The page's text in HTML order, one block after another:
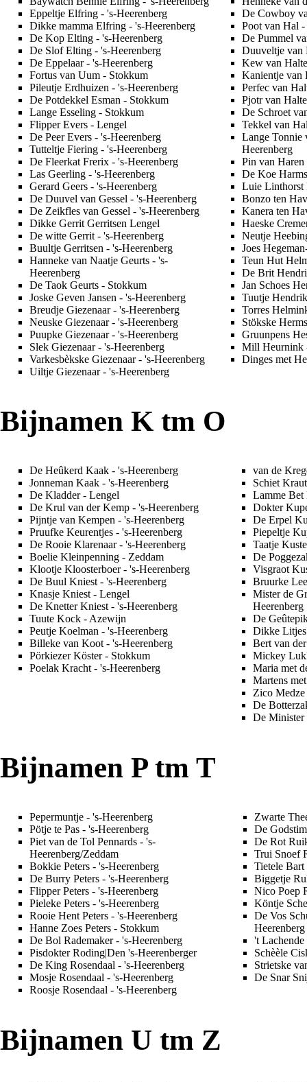
Eppeltje Elfring - 's-Heerenberg
Dikke mamma Elfring - 's-Heerenberg
De Kop Elting - 's-Heerenberg
De Slof Elting - 's-Heerenberg
De Eppelaar- 's-Heerenberg
Fortus van Uum - Stokkum
Pileutje Erdhuizen - 's-Heerenberg
De Potdekkel Esman - Stokkum
Lange Esseling - Stokkum
Flipper Evers - Lengel
De Peer Evers - 's-Heerenberg
Tutteltje Fiering - 's-Heerenberg
De Fleerkat Frerix - 's-Heerenberg
Las Geerling - 's-Heerenberg
Gerard Geers - 's-Heerenberg
De Duuvel van Gessel - 's-Heerenberg
De Zeikfles van Gessel - 's-Heerenberg
Dikke Gerrit Gerritsen Lengel
De witte Gerrit - 's-Heerenberg
Buultje Gerritsen - 's-Heerenberg
Hanneke van Naatje Geurts - 's-
Heerenberg
De Taok Geurts - Stokkum
Joske Geven Jansen - 's-Heerenberg
Breudje Giezenaar- 's-Heerenberg
Neuske Giezenaar- 's-Heerenberg
Puupke Giezenaar- 's-Heerenberg
Slek Giezenaar- 's-Heerenberg
Varkesbèkske Giezenaar- 's-Heerenberg
Uiltje Giezenaar- 's-Heerenberg
De Cowboy
Poot van Hal -
De Pummel
Duuveltje van
Kew van
Kanientje van
Perfec van
Pjotr van
De Schroet
Tekkel van
Lange Tonnie
Heerenberg
Pin van Haren
De Koe
Luie Linthorst
Bonzo ten
Kanera ten
Haeske
Neutje
Joes Hegeman
Teun Hut
De Brit
Jan Schoes
Tuutje
Torres
Stökske
Gruunpens
Mill Heurnink
Dinges met
Bijnamen K tm O
De Heûkerd Kaak - 's-Heerenberg
Jonneman Kaak - 's-Heerenberg
De Kladder- Lengel
De Krul van der Kemp - 's-Heerenberg
Pijntje van Kempen - 's-Heerenberg
Pruufke Keurentjes - 's-Heerenberg
De Rooie Klarenaar- 's-Heerenberg
Boelie Kleinpenning - Zeddam
Klootje Kloosterboer- 's-Heerenberg
De Buul Kniest - 's-Heerenberg
Knasje Kniest - Lengel
De Knetter Kniest - 's-Heerenberg
Tuute Kock - Azewijn
Peutje Koelman - 's-Heerenberg
Billeke van Koot - 's-Heerenberg
Pörkiezer Köster- Stokkum
Poelak Kracht - 's-Heerenberg
van de
Schiet
Lamme Bet
Dokter
De Erpel
Piepeltje
Taatje
De
Visgraot
Bruurke
Mister de
Heerenberg
De
Dikke Litjes
Bert van
Mickey
Maria met
Martens
Zico Medze
De
De Minister
Bijnamen P tm T
Pepermuntje - 's-Heerenberg
Pötje te Pas - 's-Heerenberg
Piet van de Tol Pennards - 's-
Heerenberg/Zeddam
Bokkie Peters - 's-Heerenberg
De Burry Peters - 's-Heerenberg
Flipper Peters - 's-Heerenberg
Pieleke Peters - 's-Heerenberg
Rooie Hent Peters - 's-Heerenberg
Hanne Zoes Peters - Stokkum
De Bol Rademaker- 's-Heerenberg
Pisdokter Roding|Den 's-Heerenberger
De King Rosendaal - 's-Heerenberg
Mosje Rosendaal - 's-Heerenberg
Roosje Rosendaal - 's-Heerenberg
Zwarte
De
De Rot
Trui Snoef
Tietele Bart
Biggetje
Nico Poep
Köntje
De Vos
Heerenberg
't Lachende
Schèèle
Strietske
De Snar
Bijnamen U tm Z